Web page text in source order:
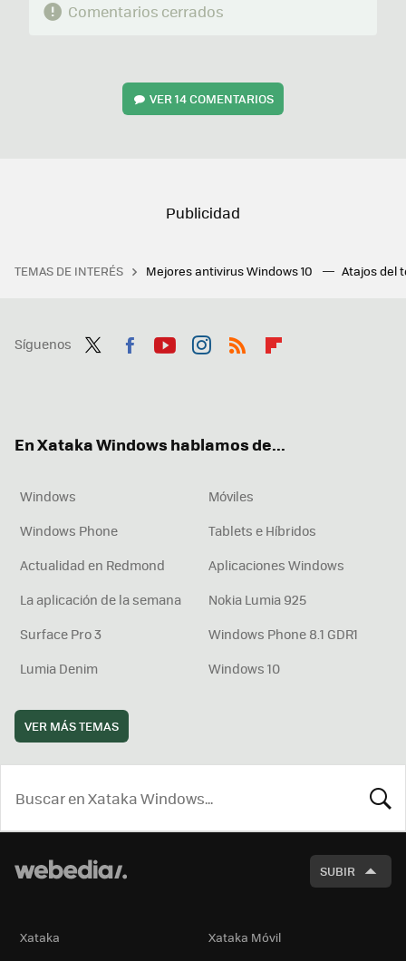
Comentarios cerrados
VER14 COMENTARIOS
TEMAS DE INTERÉS Mejores antivirus Windows 10 Atajos del
Síguenos
En Xataka Windows hablamos de...
Windows
Móviles
Windows Phone
Tablets e Híbridos
Actualidad en Redmond
Aplicaciones Windows
La aplicación de la semana
Nokia Lumia 925
Surface Pro 3
Windows Phone 8.1 GDR1
Lumia Denim
Windows 10
VER MÁS TEMAS
SUBIR
Xataka
Xataka Móvil